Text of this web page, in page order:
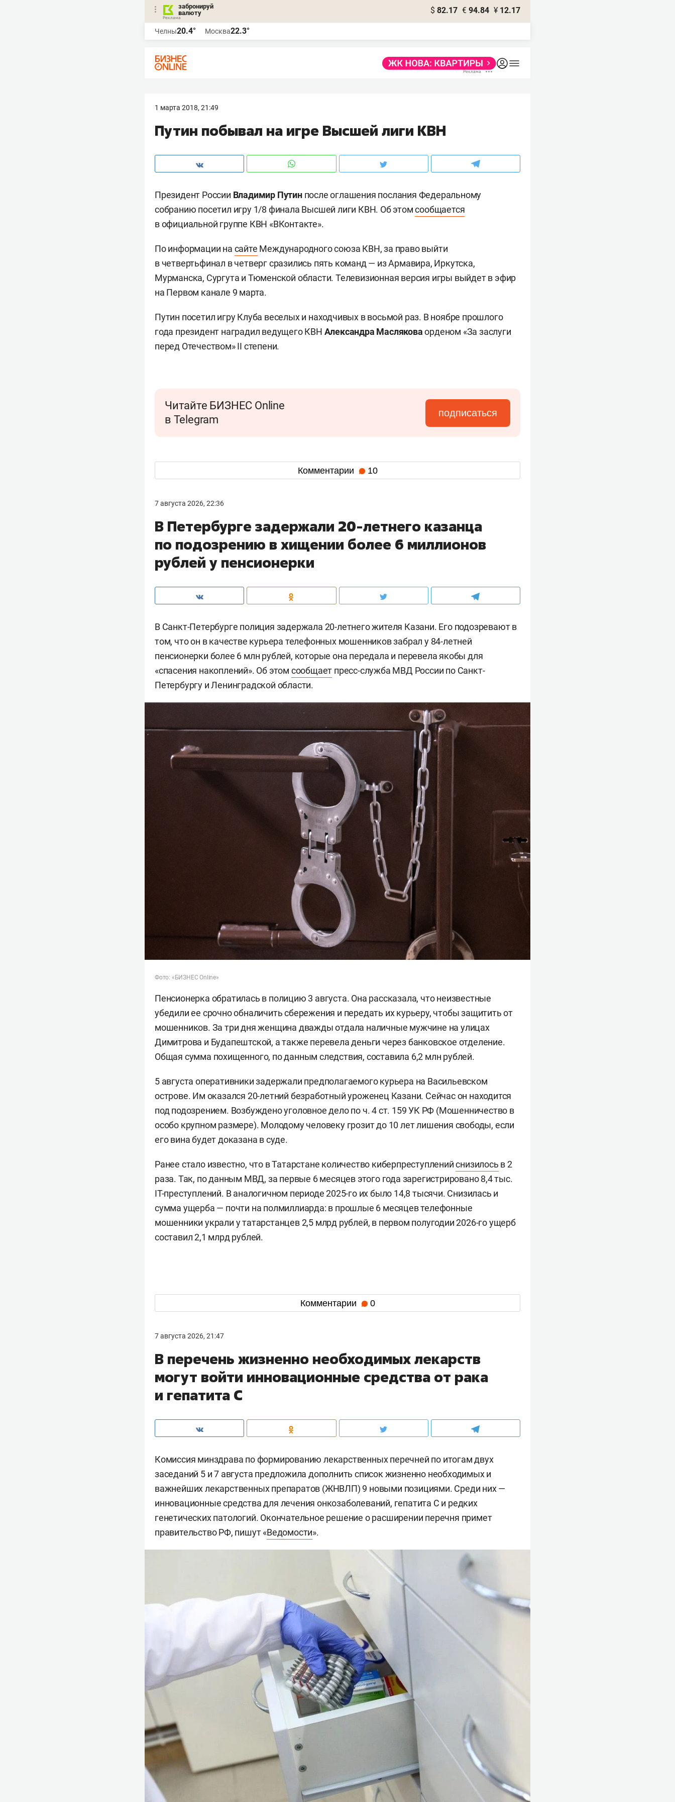
забронируй
валюту
$ 82.17 € 94.84 ¥ 12.17
Челны20.4° Москва22.3°
1 марта 2018, 21:49
Путин побывал на игре Высшей лиги КВН
Президент России Владимир Путинпосле оглашения послания Федеральному
собранию посетил игру 1/8 финала Высшей лиги КВН. Об этомсообщается
в официальной группе КВН «ВКонтакте».
По информации на сайте Международного союза КВН, за право выйти
в четвертьфинал в четверг сразились пять команд — из Армавира, Иркутска,
Мурманска, Сургута и Тюменской области. Телевизионная версия игры выйдет в эфир
на Первом канале 9 марта.
Путин посетил игру Клуба веселых и находчивых в восьмой раз. В ноябре прошлого
года президент наградил ведущего КВН Александра Масляковаорденом «За заслуги
перед Отечеством» II степени.
Читайте БИЗНЕС Online
в Telegram
подписаться
Комментарии 10
7 августа 2026, 22:36
В Петербурге задержали 20-летнего казанца
по подозрению в хищении более 6 миллионов
рублей у пенсионерки
В Санкт-Петербурге полиция задержала 20-летнего жителя Казани. Его подозревают в
том, что он в качестве курьера телефонных мошенников забрал у 84-летней
пенсионерки более 6 млн рублей, которые она передала и перевела якобы для
«спасения накоплений». Об этом сообщает пресс-служба МВД России по Санкт-
Петербургу и Ленинградской области.
Фото: «БИЗНЕС Online»
Пенсионерка обратилась в полицию 3 августа. Она рассказала, что неизвестные
убедили ее срочно обналичить сбережения и передать их курьеру, чтобы защитить от
мошенников. За три дня женщина дважды отдала наличные мужчине на улицах
Димитрова и Будапештской, а также перевела деньги через банковское отделение.
Общая сумма похищенного, по данным следствия, составила 6,2 млн рублей.
5 августа оперативники задержали предполагаемого курьера на Васильевском
острове. Им оказался 20-летний безработный уроженец Казани. Сейчас он находится
под подозрением. Возбуждено уголовное дело по ч. 4 ст. 159 УК РФ (Мошенничество в
особо крупном размере). Молодому человеку грозит до 10 лет лишения свободы, если
его вина будет доказана в суде.
Ранее стало известно, что в Татарстане количество киберпреступленийснизилось в 2
раза. Так, по данным МВД, за первые 6 месяцев этого года зарегистрировано 8,4 тыс.
IT-преступлений. В аналогичном периоде 2025-го их было 14,8 тысячи. Снизилась и
сумма ущерба — почти на полмиллиарда: в прошлые 6 месяцев телефонные
мошенники украли у татарстанцев 2,5 млрд рублей, в первом полугодии 2026-го ущерб
составил 2,1 млрд рублей.
Комментарии 0
7 августа 2026, 21:47
В перечень жизненно необходимых лекарств
могут войти инновационные средства от рака
и гепатита С
Комиссия минздрава по формированию лекарственных перечней по итогам двух
заседаний 5 и 7 августа предложила дополнить список жизненно необходимых и
важнейших лекарственных препаратов (ЖНВЛП) 9 новыми позициями. Среди них —
инновационные средства для лечения онкозаболеваний, гепатита С и редких
генетических патологий. Окончательное решение о расширении перечня примет
правительство РФ, пишут «Ведомости».